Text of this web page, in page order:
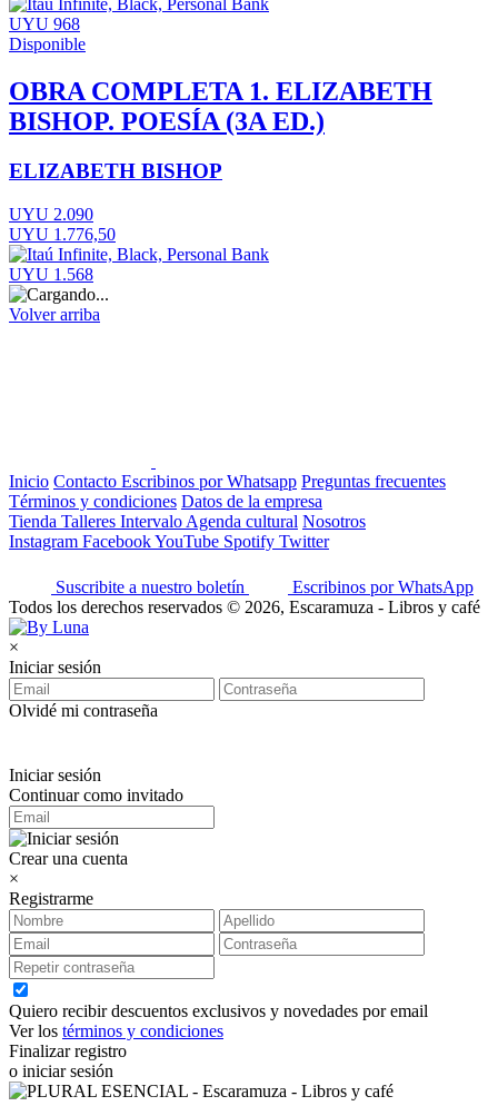
UYU 968
Disponible
OBRA COMPLETA 1. ELIZABETH
BISHOP. POESÍA (3A ED.)
ELIZABETH BISHOP
UYU 2.090
UYU 1.776,50
UYU 1.568
Volver arriba
Inicio Contacto Escribinos por Whatsapp Preguntas frecuentes
Términos y condiciones Datos de la empresa
Tienda Talleres Intervalo Agenda cultural Nosotros
Instagram FacebookYouTube Spotify Twitter
Suscribite a nuestro boletín
Escribinos por WhatsApp
Todos los derechos reservados © 2026, Escaramuza - Libros y café
×
Iniciar sesión
Olvidé mi contraseña
Iniciar sesión
Continuar como invitado
Crear una cuenta
×
Registrarme
Quiero recibir descuentos exclusivos y novedades por email
Ver los términos y condiciones
Finalizar registro
o iniciar sesión